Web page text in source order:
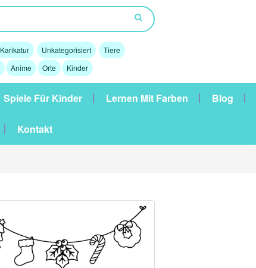
Karikatur Unkategorisiert
Tiere
Anime Orte Kinder
Spiele Für Kinder Lernen Mit Farben Blog
Kontakt